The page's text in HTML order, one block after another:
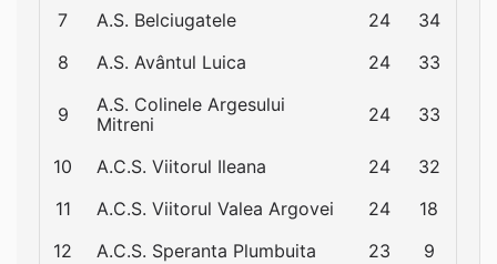
7
A.S. Belciugatele 24
34
8
A.S. Avântul Luica 24 33
9
A.S. Colinele Argesului
Mitreni
24 33
10 A.C.S. Viitorul Ileana 24
32
11
A.C.S. Viitorul Valea Argovei 24
18
12
A.C.S. Speranta Plumbuita 23
9